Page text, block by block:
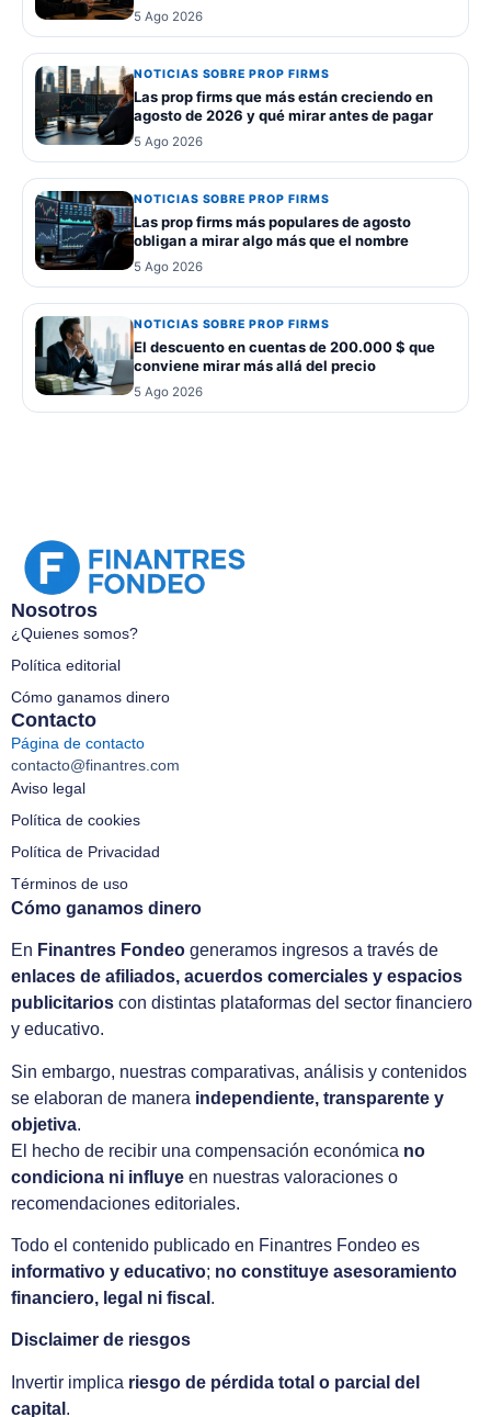
5 Ago 2026
NOTICIAS SOBRE PROP FIRMS
Las prop firms que más están creciendo en
agosto de 2026 y qué mirar antes de pagar
5 Ago 2026
NOTICIAS SOBRE PROP FIRMS
Las prop firms más populares de agosto
obligan a mirar algo más que el nombre
5 Ago 2026
NOTICIAS SOBRE PROP FIRMS
El descuento en cuentas de 200.000 $ que
conviene mirar más allá del precio
5 Ago 2026
Nosotros
¿Quienes somos?
Política editorial
Cómo ganamos dinero
Contacto
Página de contacto
contacto@finantres.com
Aviso legal
Política de cookies
Política de Privacidad
Términos de uso
Cómo ganamos dinero
En Finantres Fondeo generamos ingresos a través de
enlaces de afiliados, acuerdos comerciales y espacios
publicitarios con distintas plataformas del sector financiero
y educativo.
Sin embargo, nuestras comparativas, análisis y contenidos
se elaboran de manera independiente, transparente y
objetiva.
El hecho de recibir una compensación económica no
condiciona ni influye en nuestras valoraciones o
recomendaciones editoriales.
Todo el contenido publicado en Finantres Fondeo es
informativo y educativo; no constituye asesoramiento
financiero, legal ni fiscal .
Disclaimer de riesgos
Invertir implica riesgo de pérdida total o parcial del
capital .